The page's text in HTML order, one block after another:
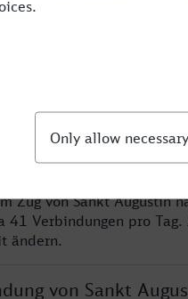
von Sankt
Zug von Sankt Augustin
Verbindungen pro Tag.
ändern.
von Sankt